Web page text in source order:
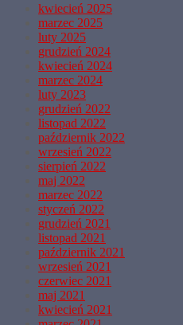
kwiecień 2025
marzec 2025
luty 2025
grudzień 2024
kwiecień 2024
marzec 2024
luty 2023
grudzień 2022
listopad 2022
październik 2022
wrzesień 2022
sierpień 2022
maj 2022
marzec 2022
styczeń 2022
grudzień 2021
listopad 2021
październik 2021
wrzesień 2021
czerwiec 2021
maj 2021
kwiecień 2021